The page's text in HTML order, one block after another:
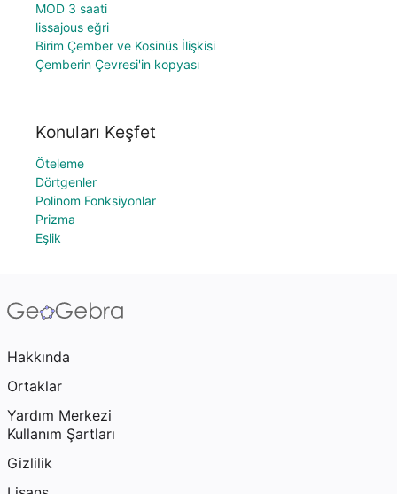
MOD 3 saati
lissajous eğri
Birim Çember ve Kosinüs İlişkisi
Çemberin Çevresi'in kopyası
Konuları Keşfet
Öteleme
Dörtgenler
Polinom Fonksiyonlar
Prizma
Eşlik
Hakkında
Ortaklar
Yardım Merkezi
Kullanım Şartları
Gizlilik